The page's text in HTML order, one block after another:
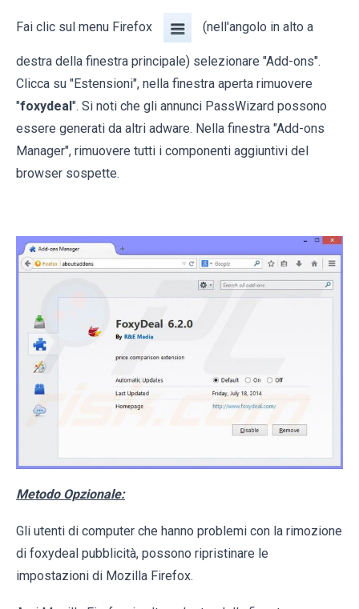
Fai clic sul menu Firefox (nell'angolo in alto a
destra della finestra principale) selezionare "Add-ons".
Clicca su "Estensioni", nella finestra aperta rimuovere
"foxydeal ". Si noti che gli annunci PassWizard possono
essere generati da altri adware. Nella finestra "Add-ons
Manager", rimuovere tutti i componenti aggiuntivi del
browser sospette.
Metodo Opzionale:
Gli utenti di computer che hanno problemi con la rimozione
di foxydeal pubblicità, possono ripristinare le
impostazioni di Mozilla Firefox.